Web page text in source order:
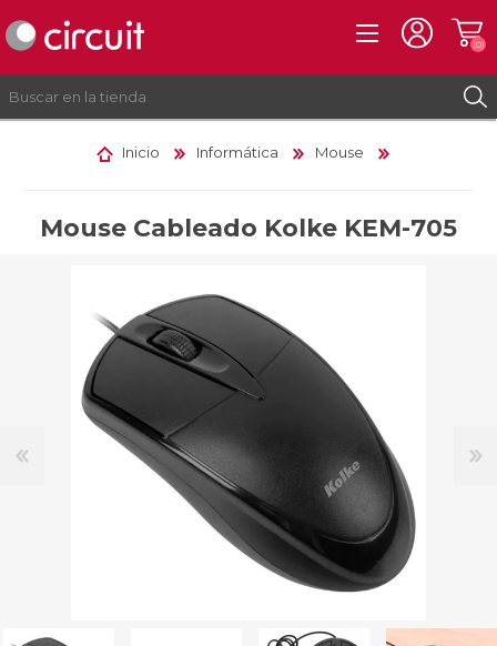
INICIAR SESIÓN
(0)
Inicio Informática Mouse
Mouse Cableado Kolke KEM-705